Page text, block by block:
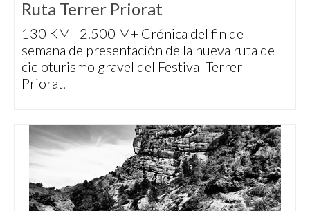
Ruta Terrer Priorat
130 KM I 2.500 M+ Crónica del fin de
semana de presentación de la nueva ruta de
cicloturismo gravel del Festival Terrer
Priorat.